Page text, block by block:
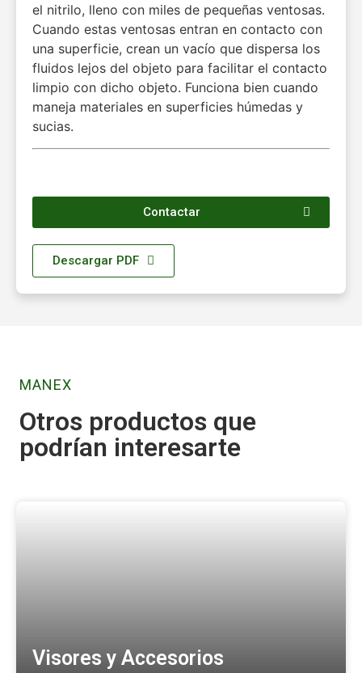
el nitrilo, lleno con miles de pequeñas ventosas.
Cuando estas ventosas entran en contacto con
una superficie, crean un vacío que dispersa los
fluidos lejos del objeto para facilitar el contacto
limpio con dicho objeto. Funciona bien cuando
maneja materiales en superficies húmedas y
sucias.
Contactar
Descargar PDF
MANEX
Otros productos que
podrían interesarte
Visores y Accesorios